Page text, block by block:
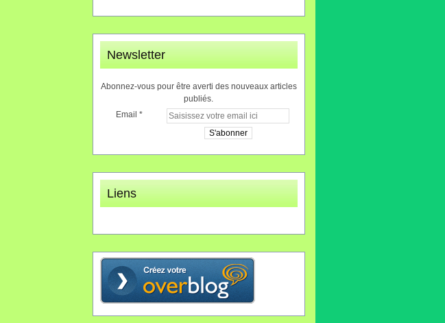
Newsletter
Abonnez-vous pour être averti des nouveaux articles
publiés.
Email
Liens